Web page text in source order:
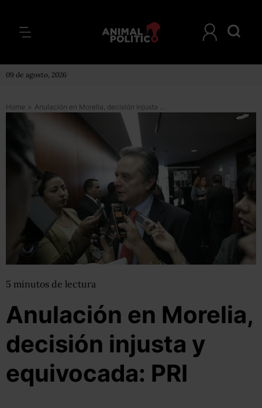
09 de agosto, 2026
Home > Anulación en Morelia, decisión injusta y equivocada: PRI
5 minutos de lectura
Anulación en Morelia,
decisión injusta y
equivocada: PRI